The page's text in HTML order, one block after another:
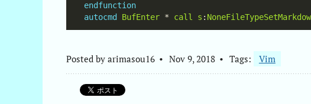
endfunction
autocmd
BufEnter * call s :
Posted by arimasou16 Nov 9, 2018 Tags: Vim